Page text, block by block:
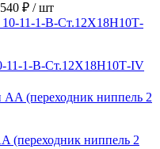
₽ / шт
11-1-B-Ст.12Х18Н10Т-IV
(переходник ниппель 2